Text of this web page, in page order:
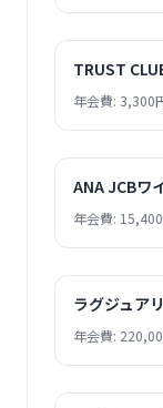
TRUST
年会費: 3,300
ANA JCBワ
年会費:
ラグジュア
年会費: